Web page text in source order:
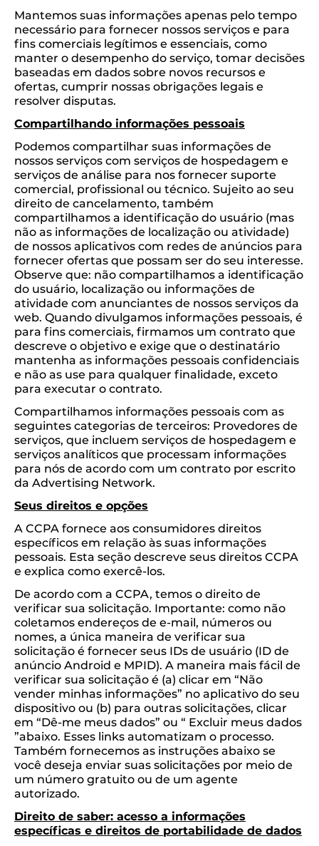
Mantemos suas informações apenas pelo tempo
necessário para fornecer nossos serviços e para
fins comerciais legítimos e essenciais, como
manter o desempenho do serviço, tomar decisões
baseadas em dados sobre novos recursos e
ofertas, cumprir nossas obrigações legais e
resolver disputas.
Compartilhando informações pessoais
Podemos compartilhar suas informações de
nossos serviços com serviços de hospedagem e
serviços de análise para nos fornecer suporte
comercial, profissional ou técnico. Sujeito ao seu
direito de cancelamento, também
compartilhamos a identificação do usuário (mas
não as informações de localização ou atividade)
de nossos aplicativos com redes de anúncios para
fornecer ofertas que possam ser do seu interesse.
Observe que: não compartilhamos a identificação
do usuário, localização ou informações de
atividade com anunciantes de nossos serviços da
web. Quando divulgamos informações pessoais, é
para fins comerciais, firmamos um contrato que
descreve o objetivo e exige que o destinatário
mantenha as informações pessoais confidenciais
e não as use para qualquer finalidade, exceto
para executar o contrato.
Compartilhamos informações pessoais com as
seguintes categorias de terceiros: Provedores de
serviços, que incluem serviços de hospedagem e
serviços analíticos que processam informações
para nós de acordo com um contrato por escrito
da Advertising Network.
Seus direitos e opções
A CCPA fornece aos consumidores direitos
específicos em relação às suas informações
pessoais. Esta seção descreve seus direitos CCPA
e explica como exercê-los.
De acordo com a CCPA, temos o direito de
verificar sua solicitação. Importante: como não
coletamos endereços de e-mail, números ou
nomes, a única maneira de verificar sua
solicitação é fornecer seus IDs de usuário (ID de
anúncio Android e MPID). A maneira mais fácil de
verificar sua solicitação é (a) clicar em “Não
vender minhas informações” no aplicativo do seu
dispositivo ou (b) para outras solicitações, clicar
em “Dê-me meus dados” ou “ Excluir meus dados
”abaixo. Esses links automatizam o processo.
Também fornecemos as instruções abaixo se
você deseja enviar suas solicitações por meio de
um número gratuito ou de um agente
autorizado.
Direito de saber: acesso a informações
específicas e direitos de portabilidade de dados